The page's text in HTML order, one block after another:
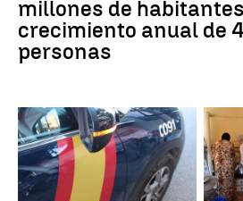
millones de
crecimiento anual de
personas